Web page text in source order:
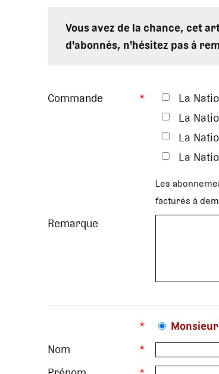
Vous avez de la chance, cet
d'abonnés, n'hésitez pas à
Commande *
La
La
La
La
Les
facturés à
Remarque
* Monsieur
Nom
*